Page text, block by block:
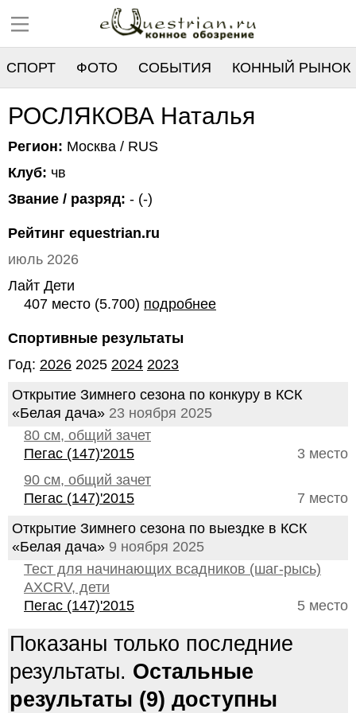
СПОРТ ФОТО СОБЫТИЯ КОННЫЙ РЫНОК
РЕЕСТР
РОСЛЯКОВА Наталья
Регион: Москва / RUS
Клуб: чв
Звание / разряд: - (-)
Рейтинг equestrian.ru
июль 2026
Лайт Дети
407 место (5.700) подробнее
Спортивные результаты
Год: 2026 2025 2024 2023
Открытие Зимнего сезона по конкуру в КСК
«Белая дача» 23 ноября 2025
80 см, общий зачет
3 место
Пегас (147)'2015
90 см, общий зачет
7 место
Пегас (147)'2015
Открытие Зимнего сезона по выездке в КСК
«Белая дача» 9 ноября 2025
Тест для начинающих всадников (шаг-рысь)
AXCRV, дети
5 место
Пегас (147)'2015
Показаны только последние
результаты. Остальные
результаты (9) доступны